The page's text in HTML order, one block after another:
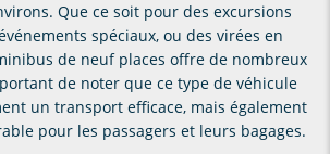
Que ce soit pour des excursions
spéciaux, ou des virées en
de neuf places offre de nombreux
de noter que ce type de véhicule
un transport efficace, mais également
pour les passagers et leurs bagages.